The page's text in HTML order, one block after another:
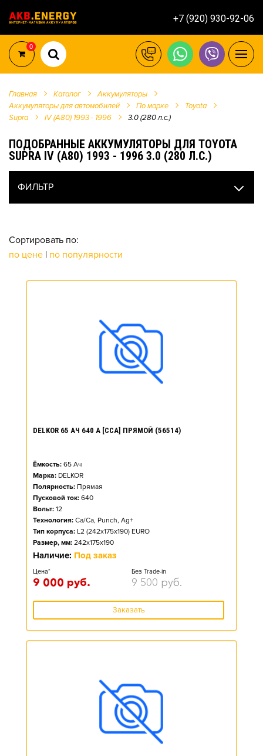
+7 (920) 930-92-06
0
Главная Каталог
Аккумуляторы
Аккумуляторы для автомобилей
По марке
Toyota
Supra
IV (A80) 1993 - 1996 3.0 (280 л.с.)
ПОДОБРАННЫЕ АККУМУЛЯТОРЫ ДЛЯ TOYOTA
SUPRA IV (A80) 1993 - 1996 3.0 (280 Л.С.)
ФИЛЬТР
Сортировать по:
по цене | по популярности
DELKOR 65 АЧ 640 А [CCA] ПРЯМОЙ (56514)
Ёмкость: 65 Ач
Марка: DELKOR
Полярность: Прямая
Пусковой ток: 640
Вольт: 12
Технология: Ca/Ca, Punch, Ag+
Тип корпуса: L2 (242x175x190) EURO
Размер, мм: 242x175x190
Наличие: Под заказ
Цена*
9 000 руб.
Без Trade-in
9 500 руб.
Заказать